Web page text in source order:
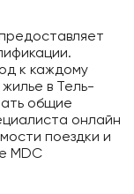
к каждому
в Тель-
общие
онлайн
поездки и
MDC